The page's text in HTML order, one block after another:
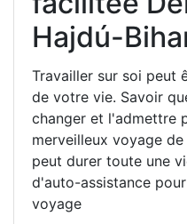
Hajdú-
Travailler sur soi peut
de votre vie. Savoir
changer et l'admettre
merveilleux voyage
peut durer toute une
d'auto-assistance
voyage